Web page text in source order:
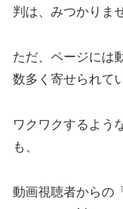
判は、みつかりま
ただ、ページには
数多く寄せられて
ワクワクするよう
も、
動画視聴者からの